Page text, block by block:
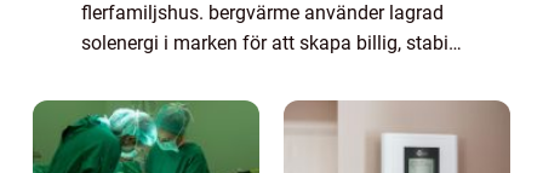
flerfamiljshus. bergvärme använder lagrad
solenergi i marken för att skapa billig, stabil
Tekniken kräver en borrad energ...